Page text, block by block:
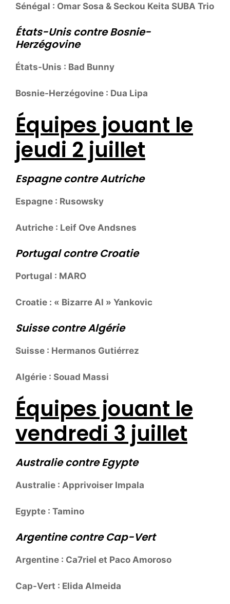
Sénégal : Omar Sosa & Seckou Keita SUBA Trio
États-Unis contre Bosnie-
Herzégovine
États-Unis : Bad Bunny
Bosnie-Herzégovine : Dua Lipa
Équipes jouant le
jeudi 2 juillet
Espagne contre Autriche
Espagne : Rusowsky
Autriche : Leif Ove Andsnes
Portugal contre Croatie
Portugal : MARO
Croatie : « Bizarre Al » Yankovic
Suisse contre Algérie
Suisse : Hermanos Gutiérrez
Algérie : Souad Massi
Équipes jouant le
vendredi 3 juillet
Australie contre Egypte
Australie : Apprivoiser Impala
Egypte : Tamino
Argentine contre Cap-Vert
Argentine : Ca7riel et Paco Amoroso
Cap-Vert : Elida Almeida